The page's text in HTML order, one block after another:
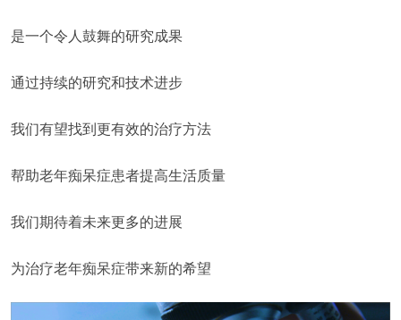
是一个令人鼓舞的研究成果
通过持续的研究和技术进步
我们有望找到更有效的治疗方法
帮助老年痴呆症患者提高生活质量
我们期待着未来更多的进展
为治疗老年痴呆症带来新的希望